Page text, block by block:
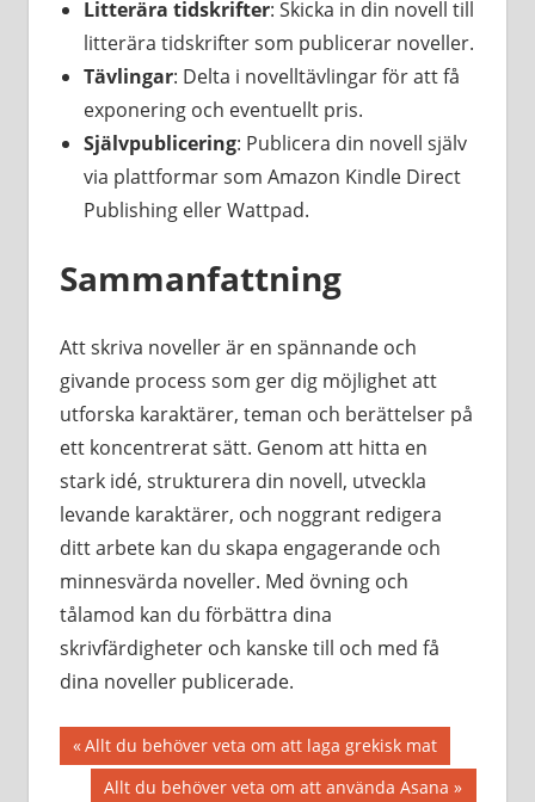
Litterära tidskrifter: Skicka in din novell till
litterära tidskrifter som publicerar noveller.
Tävlingar: Delta i novelltävlingar för att få
exponering och eventuellt pris.
Självpublicering: Publicera din novell själv
via plattformar som Amazon Kindle Direct
Publishing eller Wattpad.
Sammanfattning
Att skriva noveller är en spännande och
givande process som ger dig möjlighet att
utforska karaktärer, teman och berättelser på
ett koncentrerat sätt. Genom att hitta en
stark idé, strukturera din novell, utveckla
levande karaktärer, och noggrant redigera
ditt arbete kan du skapa engagerande och
minnesvärda noveller. Med övning och
tålamod kan du förbättra dina
skrivfärdigheter och kanske till och med få
dina noveller publicerade.
Inläggsnavigering
Föregående
inlägg:
Allt du behöver veta om att laga grekisk mat
Nästa
Allt du behöver veta om att använda Asana